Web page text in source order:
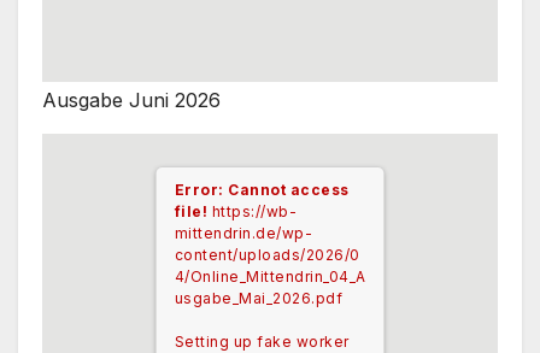
Ausgabe Juni 2026
Error: Cannot access
file! https://wb-
mittendrin.de/wp-
content/uploads/2026/0
4/Online_Mittendrin_04_A
usgabe_Mai_2026.pdf
Setting up fake worker